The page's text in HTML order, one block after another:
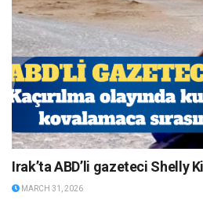
Irak’ta ABD’li gazeteci Shelly
MARCH 31, 2026